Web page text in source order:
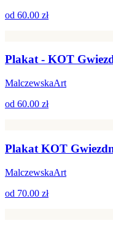
od 60.00 zł
Plakat - KOT
MalczewskaArt
od 60.00 zł
Plakat KOT
MalczewskaArt
od 70.00 zł